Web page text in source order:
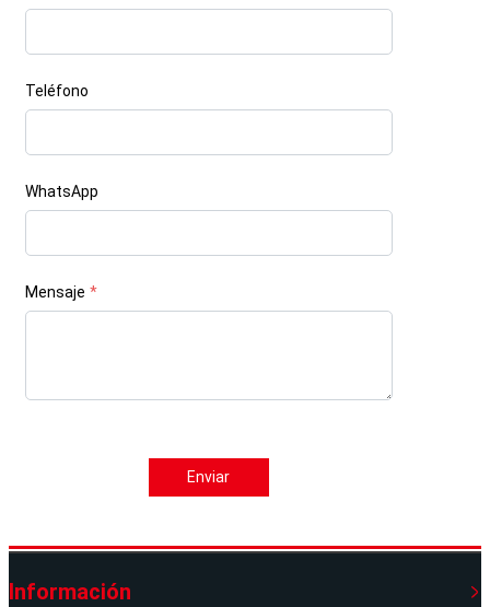
Teléfono
WhatsApp
Mensaje *
Enviar
Información